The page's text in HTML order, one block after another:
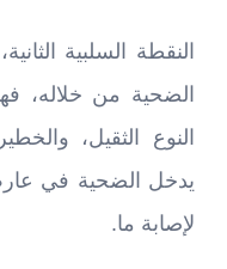
النقطة السلبية
الضحية من خلاله،
النوع الثقيل،
يدخل الضحية في
لإصابة ما.